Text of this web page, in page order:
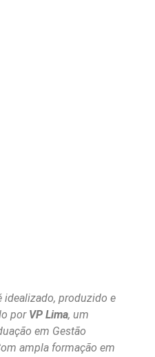
idealizado, produzido e
por VP Lima, um
em Gestão
ampla formação em